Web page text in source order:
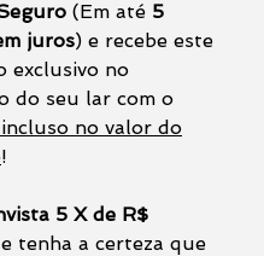
(Em até 5
juros) e recebe este
exclusivo no
do seu lar com o
no valor do
!
5 X de R$
e tenha a certeza que